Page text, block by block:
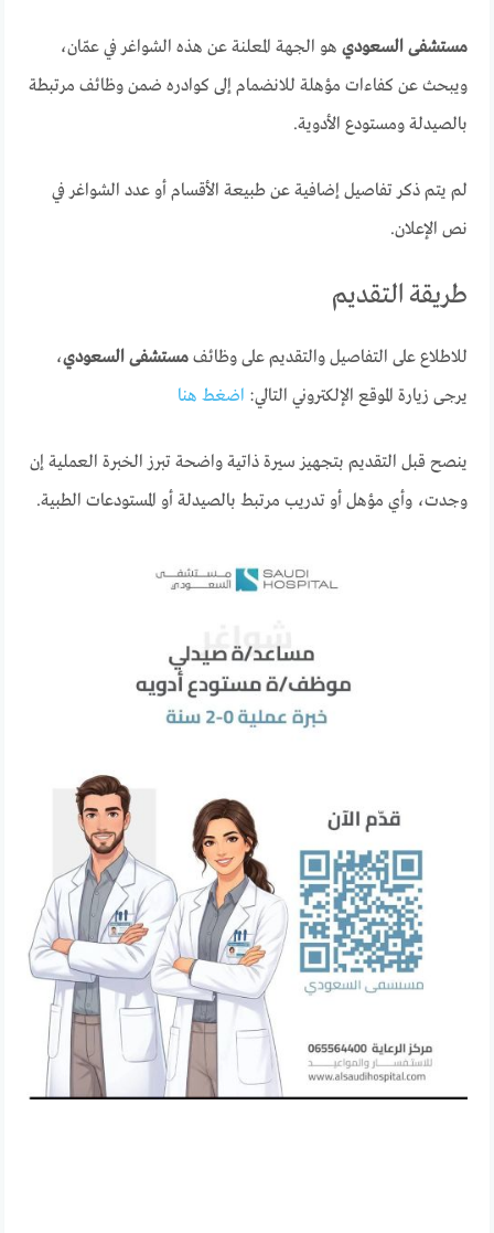
مستشفى السعودي هو الجهة المعلنة عن هذه الشواغر في عمّان،
ويبحث عن كفاءات مؤهلة للانضمام إلى كوادره ضمن وظائف مرتبطة
بالصيدلة ومستودع الأدوية.
لم يتم ذكر تفاصيل إضافية عن طبيعة الأقسام أو عدد الشواغر في
نص الإعلان.
طريقة التقديم
للاطلاع على التفاصيل والتقديم على وظائفمستشفى السعودي،
يرجى زيارة الموقع الإلكتروني التالي: اضغط هنا
ينصح قبل التقديم بتجهيز سيرة ذاتية واضحة تبرز الخبرة العملية إن
وجدت، وأي مؤهل أو تدريب مرتبط بالصيدلة أو المستودعات الطبية.